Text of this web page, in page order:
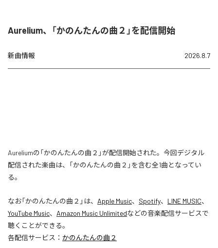
Aurelium、「かのんたんの曲２」を配信開始
新曲情報 2026.8.7
Aureliumの「かのんたんの曲２」が配信開始された。今回デジタル
配信された楽曲は、「かのんたんの曲２」を含む全1曲となってい
る。
なお「かのんたんの曲２ 」は、 Apple Music、 Spotify、 LINE MUSIC、
YouTube Music、 Amazon Music Unlimitedなどの音楽配信サービスで
聴くことができる。
各配信サービス： かのんたんの曲２